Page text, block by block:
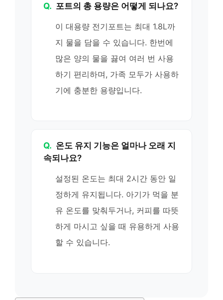
Q. 포트의 총 용량은 어떻게 되나요?
이 대용량 전기포트는 최대 1.8L까
지 물을 담을 수 있습니다. 한번에
많은 양의 물을 끓여 여러 번 사용
하기 편리하며, 가족 모두가 사용하
기에 충분한 용량입니다.
Q. 온도 유지 기능은 얼마나 오래 지
속되나요?
설정된 온도는 최대 2시간 동안 일
정하게 유지됩니다. 아기가 먹을 분
유 온도를 맞춰두거나, 커피를 따뜻
하게 마시고 싶을 때 유용하게 사용
할 수 있습니다.